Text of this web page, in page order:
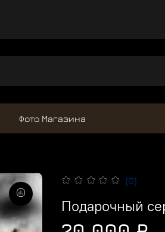
Фото Магазина
(0)
Подарочный